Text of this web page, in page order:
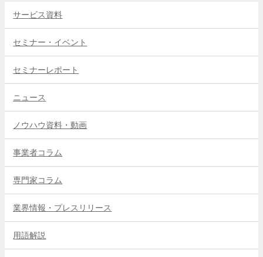
サービス資料
セミナー・イベント
セミナーレポート
ニュース
ノウハウ資料・動画
事業者コラム
専門家コラム
業界情報・プレスリリース
用語解説